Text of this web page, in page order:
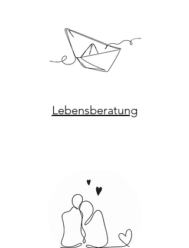
Lebensberatung